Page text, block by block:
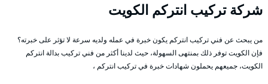
شركة تركيب انتركم الكويت
من يبحث عن فني تركيب انتركم يكون خبرة في عمله ولديه سرعة لا تؤثر على خبرته؟
فإن الكويت توفر ذلك بمنتهى السهولة، حيث لدينا أكثر من فني تركيب بدالة انتركم
الكويت، جميعهم يحملون شهادات خبرة في تركيب انتركم ،